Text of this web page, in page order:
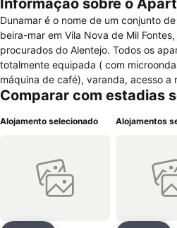
Informação sobre o
Dunamar é o nome de um conjunto
beira-mar em Vila Nova de Mil
procurados do Alentejo. Todos os
totalmente equipada ( com
máquina de café), varanda, acesso
terraço privativo, elevador, ar
um cofre e estacionamento gratuito.
ou o estuário do rio Mira. Poderá
artesanato local como a cestaria ou
alimento muito apreciado e utilizado
Comparar com estadias
Alojamento selecionado Alojamentos